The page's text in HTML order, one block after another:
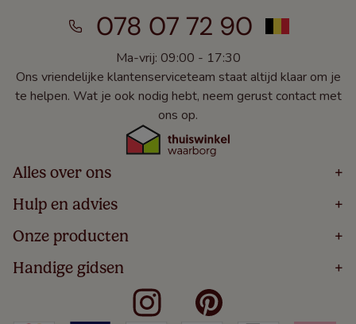
078 07 72 90
Ma-vrij: 09:00 - 17:30
Ons vriendelijke klantenserviceteam staat altijd klaar om je
te helpen. Wat je ook nodig hebt, neem gerust contact met
ons op.
Alles over ons +
Home
Over
Bestellen
Winacties
Veelgestelde Vragen
Hulp en advies +
Volg Je Bestelling
Levering
5 Jaar Garantie
Algemene Voorwaarden
Onze producten +
Houten Jaloezieën
Rolgordijnen
Verticale Jaloezieën
Handige gidsen +
Meten Voor Raamdecoratie
Badkamer Raamdecoratie